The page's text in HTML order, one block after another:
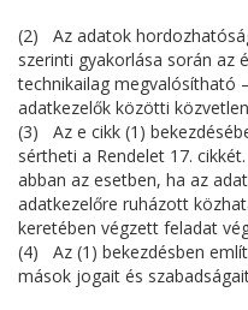
(2) Az adatok
szerinti gyakorlása során az
technikailag megvalósítható
adatkezelők közötti
(3) Az e cikk (1)
sértheti a Rendelet 17.
abban az esetben, ha az
adatkezelőre ruházott
keretében végzett feladat
(4) Az (1) bekezdésben
mások jogait és